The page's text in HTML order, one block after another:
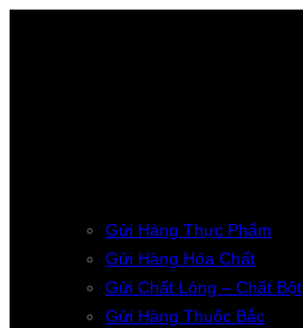
Gửi Hàng Thực Phẩm
Gửi Hàng Hóa Chất
Gửi Chất Lỏng – Chất Bột
Gửi Hàng Thuốc Bắc